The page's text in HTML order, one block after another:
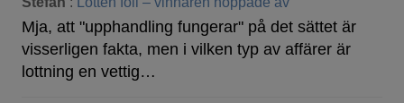
Mja, att "upphandling fungerar" på det sättet är
visserligen fakta, men i vilken typ av affärer är
lottning en vettig…